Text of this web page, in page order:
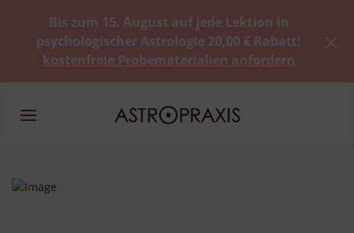
Bis zum 15. August auf jede Lektion in
psychologischer Astrologie 20,00 € Rabatt!
kostenfreie Probematerialien anfordern